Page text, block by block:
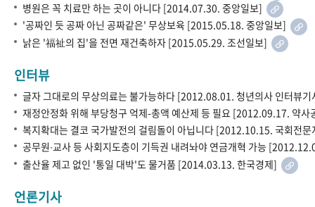
병원은 꼭 치료만 하는 곳이 아니다 [2014.07.30. 중앙일보]
'공짜인 듯 공짜 아닌 공짜같은' 무상보육 [2015.05.18. 중앙일보]
낡은 '福祉의 집'을 전면 재건축하자 [2015.05.29. 조선일보]
인터뷰
글자 그대로의 무상의료는 불가능하다 [2012.08.01. 청년의사 인터뷰
재정안정화 위해 부당청구 억제-총액 예산제 등 필요 [2012.09.17. 약
복지확대는 결코 국가발전의 걸림돌이 아닙니다 [2012.10.15. 국회전
공무원∙교사 등 사회지도층이 기득권 내려놔야 연금개혁 가능
출산율 제고 없인 '통일 대박'도 물거품 [2014.03.13. 한국경제]
언론기사